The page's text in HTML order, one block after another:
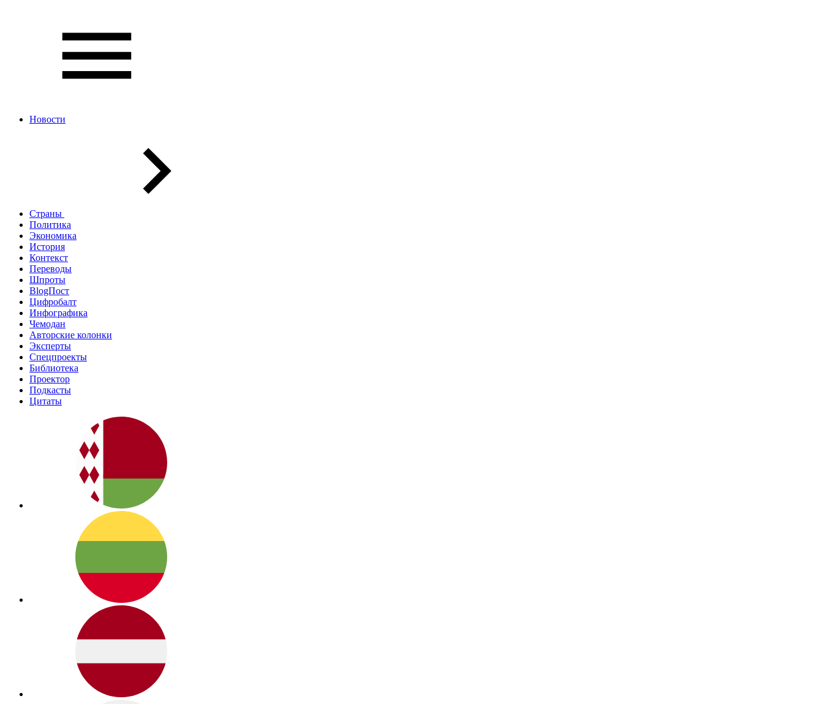
Новости
Страны
Политика
Экономика
История
Контекст
Переводы
Шпроты
BlogПост
Цифробалт
Инфографика
Чемодан
Авторские колонки
Эксперты
Спецпроекты
Библиотека
Проектор
Подкасты
Цитаты